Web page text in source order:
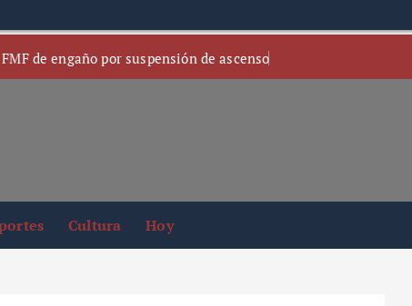
de engaño por suspensión de ascenso
Cultura Hoy